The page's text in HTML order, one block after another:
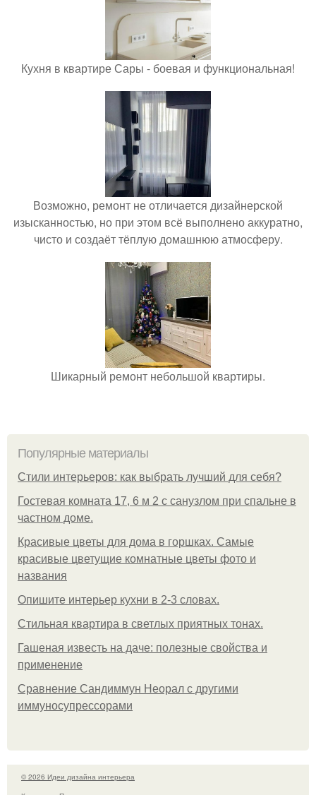
Кухня в квартире Сары - боевая и функциональная!
Возможно, ремонт не отличается дизайнерской
изысканностью, но при этом всё выполнено аккуратно,
чисто и создаёт тёплую домашнюю атмосферу.
Шикарный ремонт небольшой квартиры.
Популярные материалы
Стили интерьеров: как выбрать лучший для себя?
Гостевая комната 17, 6 м 2 с санузлом при спальне в
частном доме.
Красивые цветы для дома в горшках. Самые
красивые цветущие комнатные цветы фото и
названия
Опишите интерьер кухни в 2-3 словах.
Стильная квартира в светлых приятных тонах.
Гашеная известь на даче: полезные свойства и
применение
Сравнение Сандиммун Неорал с другими
иммуносупрессорами
© 2026 Идеи дизайна интерьера